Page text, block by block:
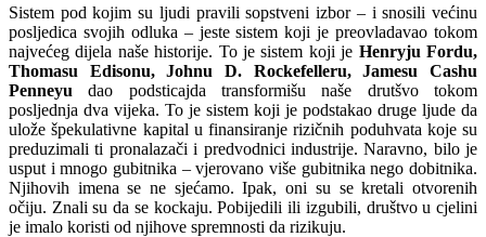
Sistem pod kojim su ljudi pravili sopstveni izbor – i snosili većinu
posljedica svojih odluka – jeste sistem koji je preovladavao tokom
najvećeg dijela naše historije. To je sistem koji je Henryju Fordu,
Thomasu Edisonu, Johnu D. Rockefelleru, Jamesu Cashu
Penneyudao podsticajda transformišu naše drutšvo tokom
posljednja dva vijeka. To je sistem koji je podstakao druge ljude da
ulože špekulativne kapital u finansiranje rizičnih poduhvata koje su
preduzimali ti pronalazači i predvodnici industrije. Naravno, bilo je
usput i mnogo gubitnika – vjerovano više gubitnika nego dobitnika.
Njihovih imena se ne sjećamo. Ipak, oni su se kretali otvorenih
očiju. Znali su da se kockaju. Pobijedili ili izgubili, društvo u cjelini
je imalo koristi od njihove spremnosti da rizikuju.